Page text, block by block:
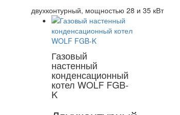
двухконтурный, мощностью 28 и 35 кВт
Газовый
настенный
конденсационный
котел WOLF FGB-
K